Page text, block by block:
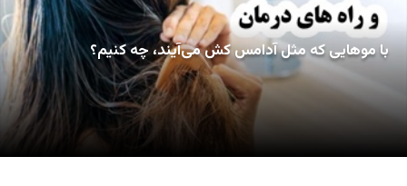
با موهایی که مثل آدامس کش می‌آیند، چه کنیم؟